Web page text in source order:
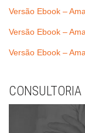
Versão Ebook –
Versão Ebook –
Versão Ebook –